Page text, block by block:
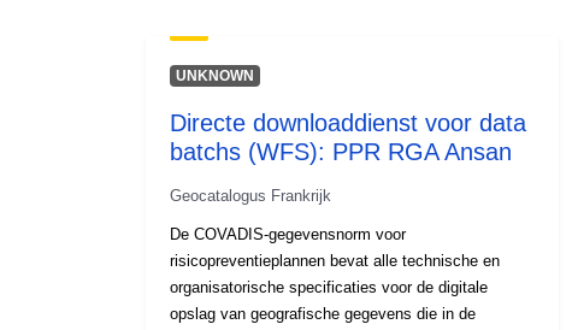
UNKNOWN
Directe downloaddienst voor data
batchs (WFS): PPR RGA Ansan
Geocatalogus Frankrijk
De COVADIS-gegevensnorm voor
risicopreventieplannen bevat alle technische en
organisatorische specificaties voor de digitale
opslag van geografische gegevens die in de